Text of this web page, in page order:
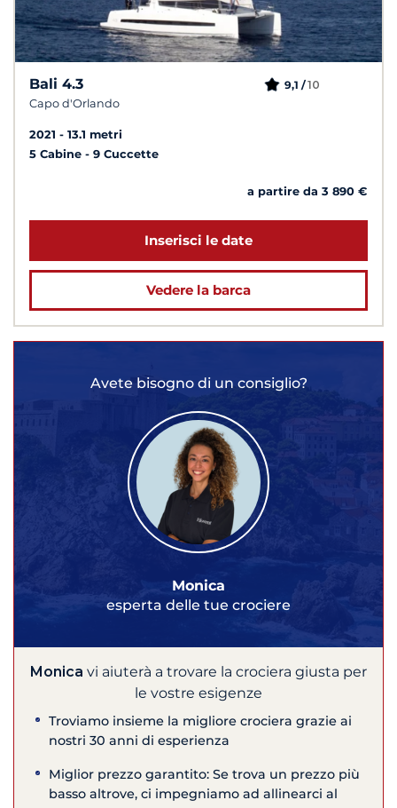
Bali 4.3
Capo d'Orlando
9,1 /10
2021
13.1 metri
5 Cabine
9 Cuccette
a partire da 3 890 €
Inserisci le date
Vedere la barca
Avete bisogno di un consiglio?
Monica
esperta delle tue crociere
Monica vi aiuterà a trovare la crociera giusta per
le vostre esigenze
Troviamo insieme la migliore crociera grazie ai
nostri 30 anni di esperienza
Miglior prezzo garantito: Se trova un prezzo più
basso altrove, ci impegniamo ad allinearci al